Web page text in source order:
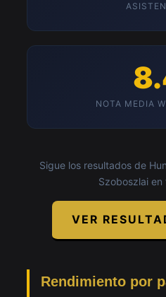
NOTA MEDIA
Sigue los resultados de
Szoboszlai
VER
Rendimiento por